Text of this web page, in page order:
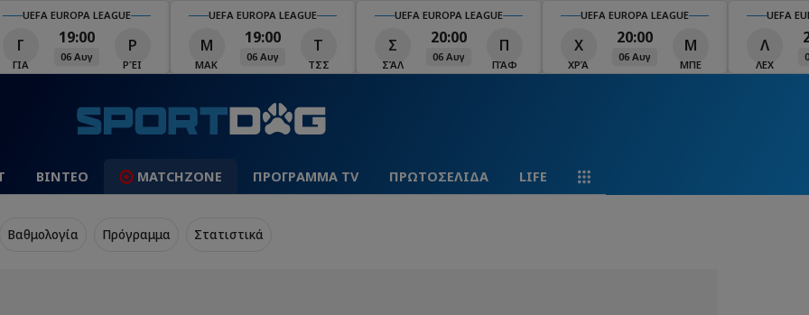
UEFA EUROPA LEAGUE
Γ
ΓΙΑ
19:00
06 Αυγ
Ρ
ΡΈΙ
UEFA EUROPA LEAGUE
Μ
ΜΑΚ
19:00
06 Αυγ
Τ
ΤΣΣ
UEFA EUROPA LEAGUE
Σ
ΣΆΛ
20:00
06 Αυγ
Π
ΠΆΦ
UEFA EUROPA LEAGUE
Χ
ΧΡΆ
20:00
06 Αυγ
Μ
ΜΠΕ
UEFA
Λ
ΛΕΧ
ΒΙΝΤΕΟ MATCHZONE ΠΡΟΓΡΑΜΜΑ TV ΠΡΩΤΟΣΕΛΙΔΑ LIFE
Βαθμολογία Πρόγραμμα Στατιστικά